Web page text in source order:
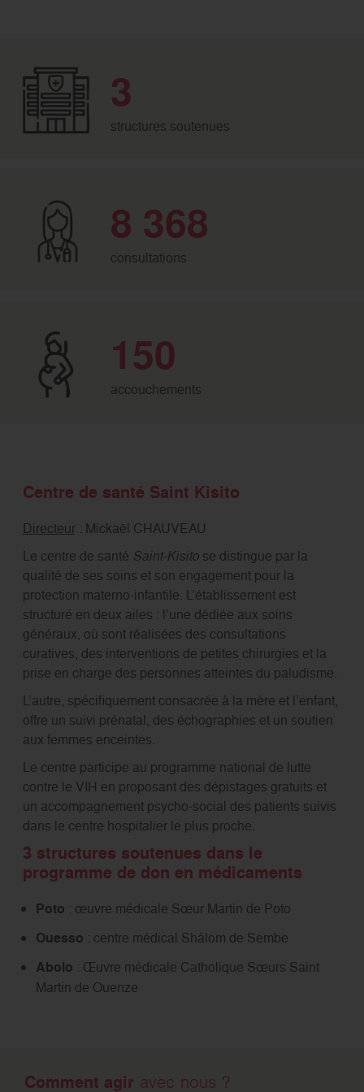
3
structures soutenues
8 368
consultations
150
accouchements
Centre de santé Saint Kisito
Directeur: Mickaël CHAUVEAU
Le centre de santé Saint-Kisitose distingue par la
qualité de ses soins et son engagement pour la
protection materno-infantile. L’établissement est
structuré en deux ailes : l’une dédiée aux soins
généraux, où sont réalisées des consultations
curatives, des interventions de petites chirurgies et la
prise en charge des personnes atteintes du paludisme.
L’autre, spécifiquement consacrée à la mère et l’enfant,
offre un suivi prénatal, des échographies et un soutien
aux femmes enceintes.
Le centre participe au programme national de lutte
contre le VIH en proposant des dépistages gratuits et
un accompagnement psycho-social des patients suivis
dans le centre hospitalier le plus proche.
3 structures soutenues dans le
programme de don en médicaments
Poto : œuvre médicale Sœur Martin de Poto
Ouesso : centre médical Shâlom de Sembe
Abolo : Œuvre médicale Catholique Sœurs Saint
Martin de Ouenze
Comment agir avec nous ?